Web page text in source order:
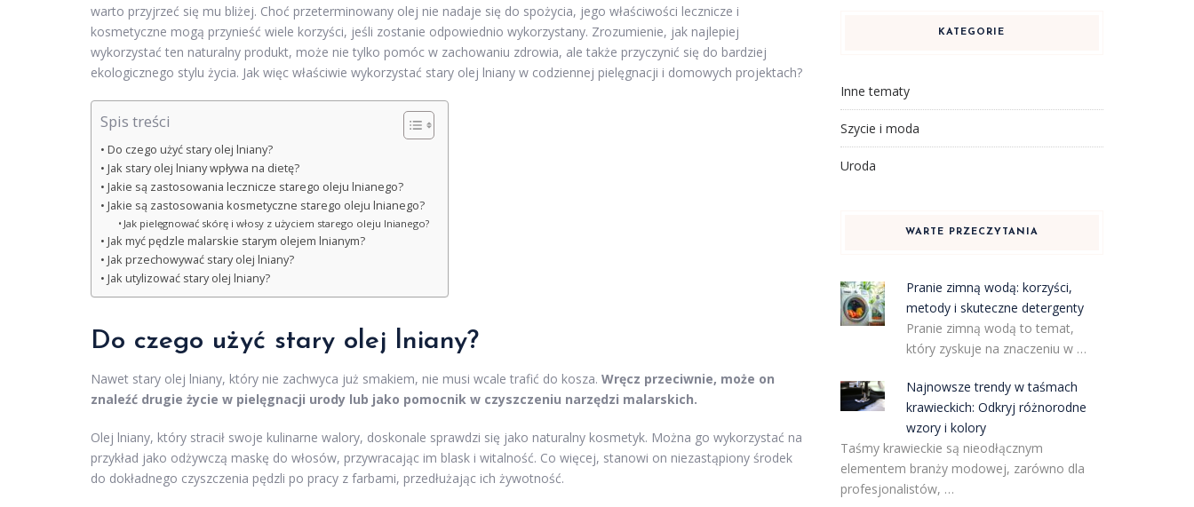
warto przyjrzeć się mu bliżej. Choć przeterminowany olej nie nadaje się do spożycia, jego właściwości lecznicze i
kosmetyczne mogą przynieść wiele korzyści, jeśli zostanie odpowiednio wykorzystany. Zrozumienie, jak najlepiej
wykorzystać ten naturalny produkt, może nie tylko pomóc w zachowaniu zdrowia, ale także przyczynić się do bardziej
ekologicznego stylu życia. Jak więc właściwie wykorzystać stary olej lniany w codziennej pielęgnacji i domowych projektach?
Spis treści
Do czego użyć stary olej lniany?
Jak stary olej lniany wpływa na dietę?
Jakie są zastosowania lecznicze starego oleju lnianego?
Jakie są zastosowania kosmetyczne starego oleju lnianego?
Jak pielęgnować skórę i włosy z użyciem starego oleju lnianego?
Jak myć pędzle malarskie starym olejem lnianym?
Jak przechowywać stary olej lniany?
Jak utylizować stary olej lniany?
Do czego użyć stary olej lniany?
Nawet stary olej lniany, który nie zachwyca już smakiem, nie musi wcale trafić do kosza. Wręcz przeciwnie, może on
znaleźć drugie życie w pielęgnacji urody lub jako pomocnik w czyszczeniu narzędzi malarskich.
Olej lniany, który stracił swoje kulinarne walory, doskonale sprawdzi się jako naturalny kosmetyk. Można go wykorzystać na
przykład jako odżywczą maskę do włosów, przywracając im blask i witalność. Co więcej, stanowi on niezastąpiony środek
do dokładnego czyszczenia pędzli po pracy z farbami, przedłużając ich żywotność.
KATEGORIE
Inne tematy
Szycie i moda
Uroda
WARTE PRZECZYTANIA
Pranie zimną wodą: korzyści,
metody i skuteczne detergenty
Pranie zimną wodą to temat,
który zyskuje na znaczeniu w …
Najnowsze trendy w taśmach
krawieckich: Odkryj różnorodne
wzory i kolory
Taśmy krawieckie są nieodłącznym
elementem branży modowej, zarówno dla
profesjonalistów, …